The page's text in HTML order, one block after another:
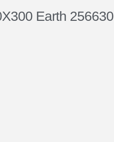
Earth 256630